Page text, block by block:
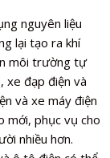
nguyên liệu
lại tạo ra khí
môi trường tự
xe đạp điện và
và xe máy điện
mới, phục vụ cho
nhiều hơn.